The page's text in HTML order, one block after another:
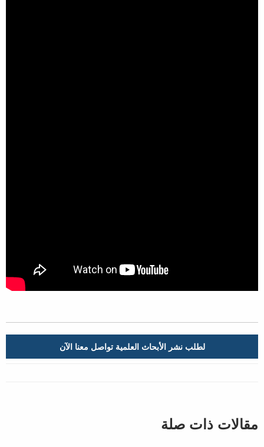
لطلب نشر الأبحاث العلمية تواصل معنا الآن
مقالات ذات صلة